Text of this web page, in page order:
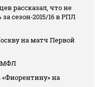
рассказал, что не
сезон‑2015/16 в РПЛ
на матч Первой
МФЛ
«Фиорентину» на